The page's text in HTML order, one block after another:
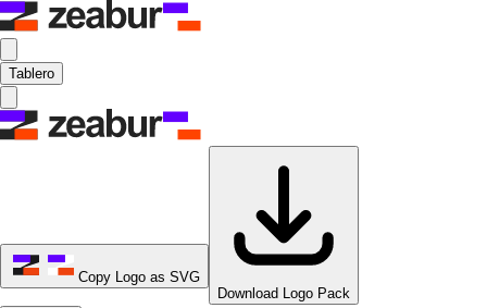
Tablero
Copy Logo as SVG
Download Logo Pack